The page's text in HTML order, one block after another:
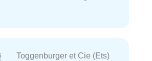
Toggenburger et Cie (Ets)